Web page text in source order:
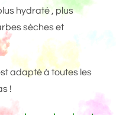
hydraté , plus
sèches et
adapté à toutes les
!